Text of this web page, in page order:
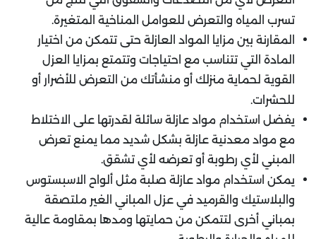
تسرب المياه والتعرض للعوامل المناخية المتغيرة.
المقارنة بين مزايا المواد العازلة حتى تتمكن من اختيار
المادة التي تتناسب مع احتياجات وتتمتع بمزايا العزل
القوية لحماية منزلك أو منشأتك من التعرض للأضرار أو
للحشرات.
يفضل استخدام مواد عازلة سائلة لقدرتها على الاختلاط
مع مواد معدنية عازلة بشكل شديد مما يمنع تعرض
المبني لأي رطوبة أو تعرضه لأي تشقق.
يمكن استخدام مواد عازلة صلبة مثل ألواح الاسبستوس
والبلاستيك والقرميد في عزل المباني الغير ملتصقة
بمباني أخرى لتتمكن من حمايتها ومدها بمقاومة عالية